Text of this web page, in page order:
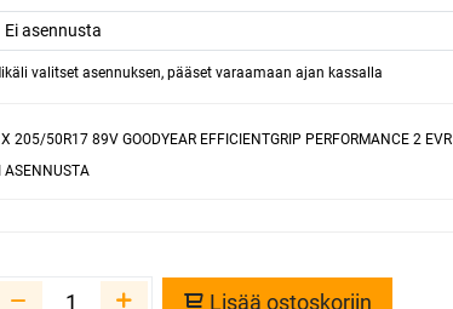
valitset asennuksen, pääset varaamaan ajan kassalla
X 205/50R17 89V GOODYEAR EFFICIENTGRIP PERFORMANCE 2 EVR
ASENNUSTA
Lisää ostoskoriin